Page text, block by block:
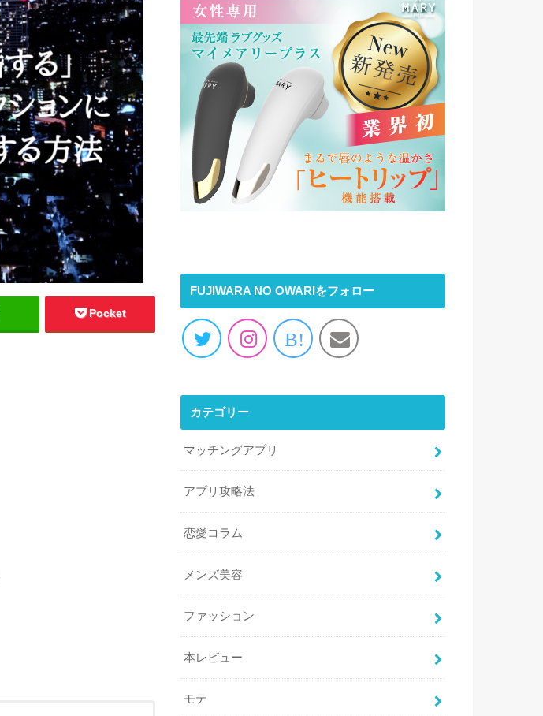
Pocket
FUJIWARA NO OWARIをフォロー
B!
カテゴリー
マッチングアプリ
アプリ攻略法
恋愛コラム
メンズ美容
ファッション
本レビュー
モテ